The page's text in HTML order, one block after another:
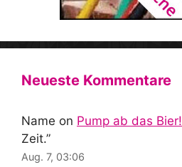
Neueste Kommentare
Name on Pump ab das Bier!
Zeit.”
Aug. 7, 03:06